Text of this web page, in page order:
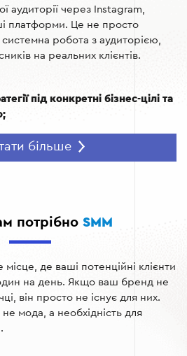
аудиторії через Instagram,
платформи. Це не просто
системна робота з аудиторією,
на реальних клієнтів.
під конкретні бізнес-цілі та
тексти, візуал, Reels, Stories
кампаній на основі KPI:
конверсія;
— ви бачите результат
а не у загальних словах.
більше
потрібно SMM
де ваші потенційні клієнти
на день. Якщо ваш бренд не
він просто не існує для них.
мода, а необхідність для